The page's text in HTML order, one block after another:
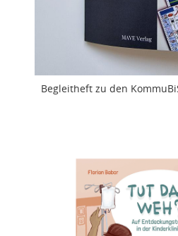
Begleitheft zu den